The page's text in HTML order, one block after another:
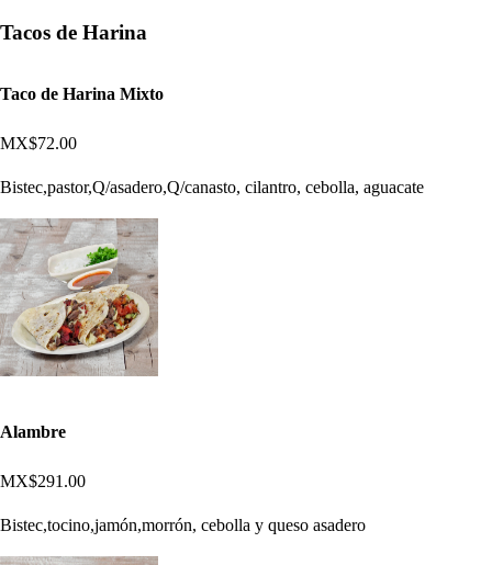
Tacos de Harina
Taco de Harina Mixto
MX$72.00
Bistec,pastor,Q/asadero,Q/canasto, cilantro, cebolla, aguacate
Alambre
MX$291.00
Bistec,tocino,jamón,morrón, cebolla y queso asadero